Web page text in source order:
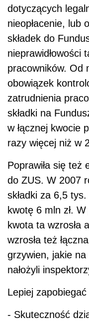
dotyczących
nieopłacenie, lub
składek do
nieprawidłowości
pracowników. Od
obowiązek
zatrudnienia
składki na
w łącznej kwocie
razy więcej niż w
Poprawiła się też
do ZUS. W 2007
składki za 6,5
kwotę 6 mln zł.
kwota ta wzrosła
wzrosła też
grzywien, jakie
nałożyli
Lepiej
- Skuteczność